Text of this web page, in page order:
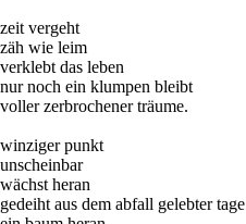
zeit vergeht
zäh wie leim
verklebt das leben
nur noch ein klumpen bleibt
voller zerbrochener träume.
winziger punkt
unscheinbar
wächst heran
gedeiht aus dem abfall gelebter tage